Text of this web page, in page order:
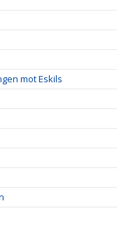
mot Eskils